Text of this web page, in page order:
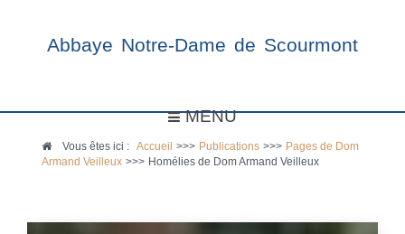
Abbaye Notre-Dame de Scourmont
MENU
Vous êtes ici :Accueil >>> Publications >>> Pages de Dom
Armand Veilleux >>> Homélies de Dom Armand Veilleux